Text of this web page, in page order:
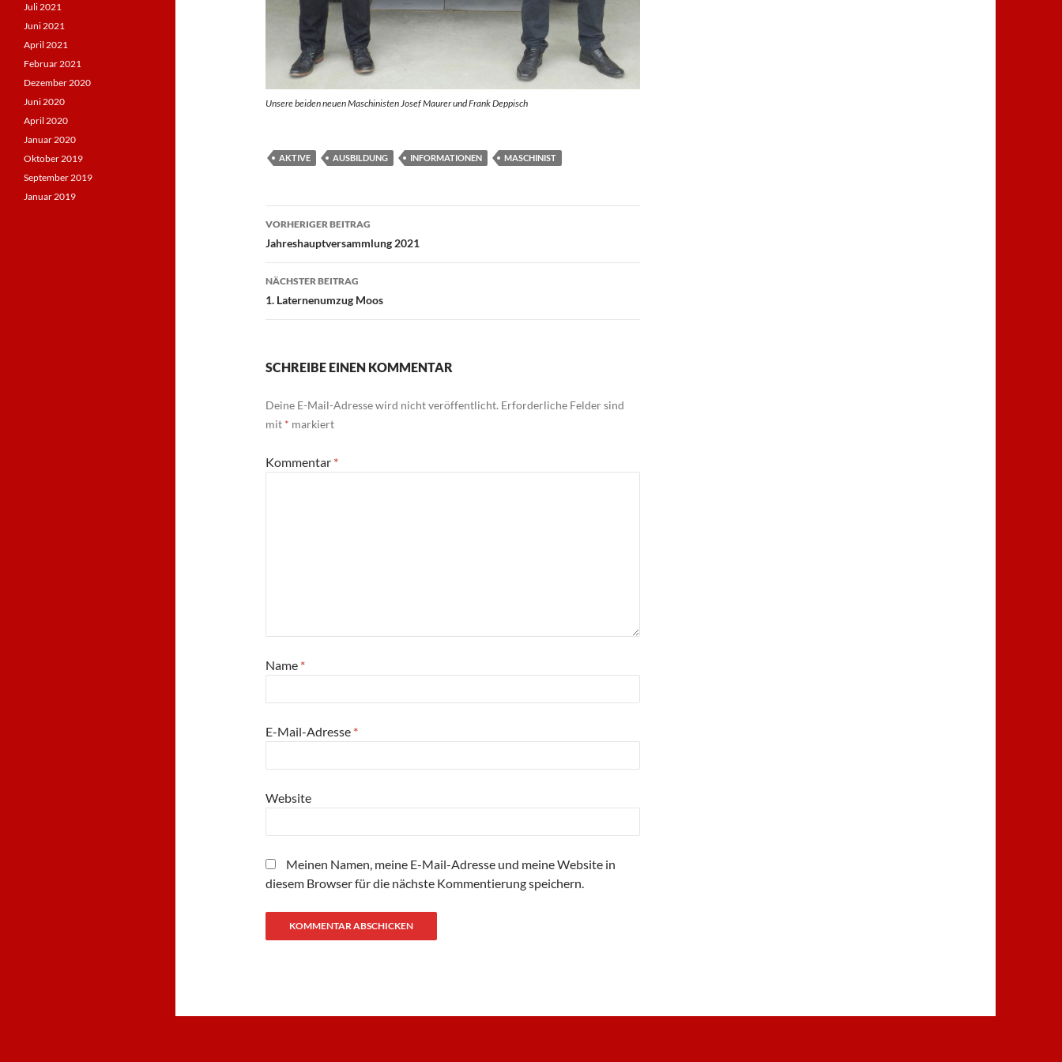
Unsere beiden neuen Maschinisten Josef Maurer und Frank Deppisch
AKTIVE AUSBILDUNG INFORMATIONEN MASCHINIST
Beitragsnavigation
VORHERIGER BEITRAG
Jahreshauptversammlung 2021
NÄCHSTER BEITRAG
1. Laternenumzug Moos
SCHREIBE EINEN KOMMENTAR
Deine E-Mail-Adresse wird nicht veröffentlicht. Erforderliche Felder sind
mit * markiert
Kommentar *
Name *
E-Mail-Adresse *
Website
Meinen Namen, meine E-Mail-Adresse und meine Website in
diesem Browser für die nächste Kommentierung speichern.
Juli 2021
Juni 2021
April 2021
Februar 2021
Dezember 2020
Juni 2020
April 2020
Januar 2020
Oktober 2019
September 2019
Januar 2019